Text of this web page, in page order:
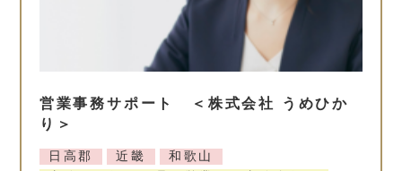
営業事務サポート ＜株式会社 うめひか
り＞
日高郡 近畿
和歌山